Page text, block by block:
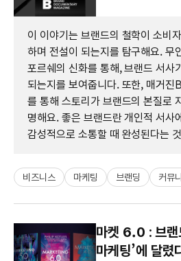
이 이야기는 브랜드의 철학이 소비
하며 전설이 되는지를 탐구해요. 무
포르쉐의 신화를 통해, 브랜드 서사
되는지를 보여줍니다. 또한, 매거진
를 통해 스토리가 브랜드의 본질로
명해요. 좋은 브랜드란 개인적 서사
감성적으로 소통할 때 완성된다는
비즈니스 마케팅 브랜딩 커뮤
마켓 6.0 : 브랜
마케팅’에 달렸